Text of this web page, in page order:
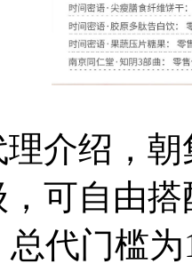
绍，朝
可自由
总代门槛